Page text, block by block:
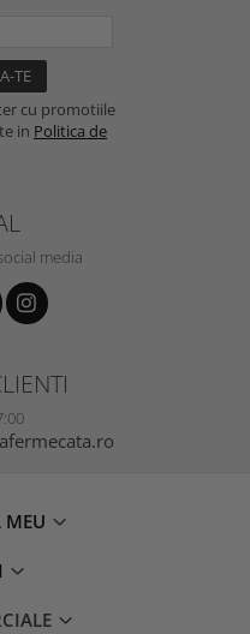
cu promotiile
in Politica de
media